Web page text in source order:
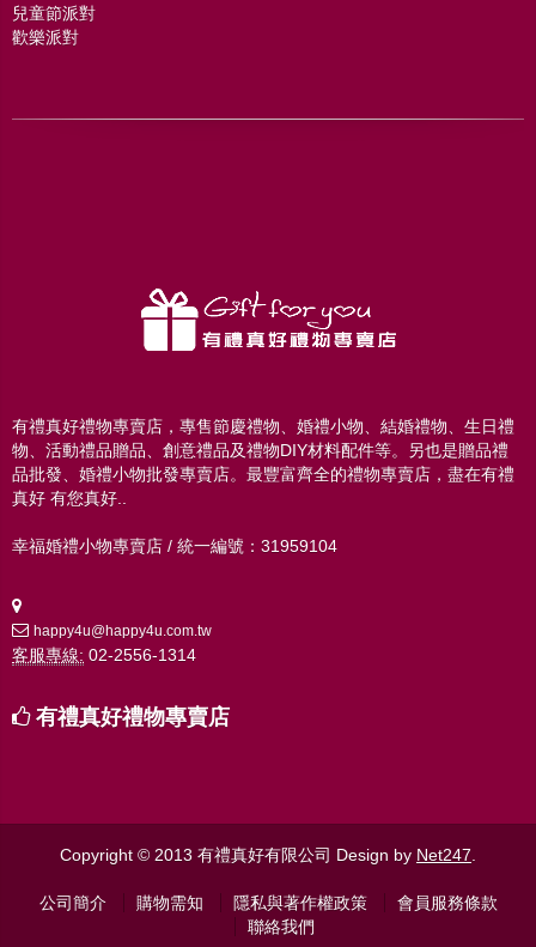
兒童節派對
歡樂派對
有禮真好禮物專賣店，專售節慶禮物、婚禮小物、結婚禮物、生日禮
物、活動禮品贈品、創意禮品及禮物DIY材料配件等。另也是贈品禮
品批發、婚禮小物批發專賣店。最豐富齊全的禮物專賣店，盡在有禮
真好 有您真好..
幸福婚禮小物專賣店 / 統一編號：31959104
happy4u@happy4u.com.tw
客服專線: 02-2556-1314
有禮真好禮物專賣店
Copyright © 2013 有禮真好有限公司 Design by Net247
公司簡介 購物需知 隱私與著作權政策
會員服務條款
聯絡我們